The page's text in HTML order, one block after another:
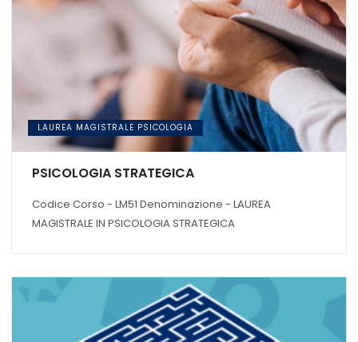
LAUREA MAGISTRALE PSICOLOGIA
PSICOLOGIA STRATEGICA
Codice Corso - LM51 Denominazione - LAUREA
MAGISTRALE IN PSICOLOGIA STRATEGICA